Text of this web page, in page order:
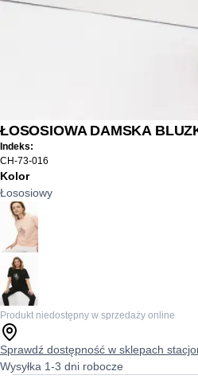
ŁOSOSIOWA DAMSKA
Indeks:
CH-73-016
Kolor
Łososiowy
Produkt niedostępny w sprzedaży online
Sprawdź dostępność w sklepach
Wysyłka 1-3 dni robocze